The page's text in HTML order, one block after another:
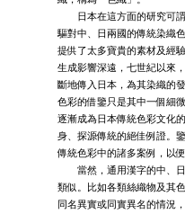
日本在這方面的研究可謂
驅對中、日兩國的傳統染織
提供了太多寶貴的素材及經
生成影響深遠，七世紀以來
斷地傳入日本，為其染織的
色彩的借鑒只是其中一個細
逐漸成為日本傳統色彩文化
身、探源傳統的絕佳例證。
傳統色彩中的諸多案例，以
當然，通用漢字的中、日
類似。比如各類絲織物及其
同名異實或同實異名的情況